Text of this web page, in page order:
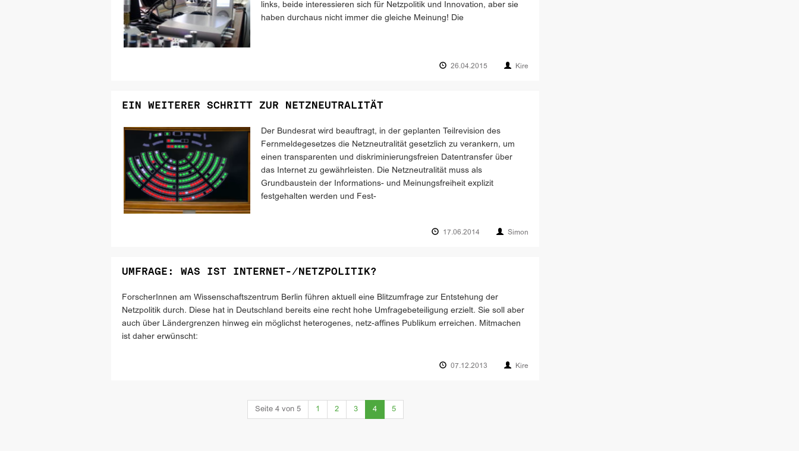
links, beide interessieren sich für Netzpolitik und Innovation, aber sie
haben durchaus nicht immer die gleiche Meinung! Die
26.04.2015 Kire
EIN WEITERER SCHRITT ZUR NETZNEUTRALITÄT
Der Bundesrat wird beauftragt, in der geplanten Teilrevision des
Fernmeldegesetzes die Netzneutralität gesetzlich zu verankern, um
einen transparenten und diskriminierungsfreien Datentransfer über
das Internet zu gewährleisten. Die Netzneutralität muss als
Grundbaustein der Informations- und Meinungsfreiheit explizit
festgehalten werden und Fest-
17.06.2014 Simon
UMFRAGE: WAS IST INTERNET-/NETZPOLITIK?
ForscherInnen am Wissenschaftszentrum Berlin führen aktuell eine Blitzumfrage zur Entstehung der
Netzpolitik durch. Diese hat in Deutschland bereits eine recht hohe Umfragebeteiligung erzielt. Sie soll aber
auch über Ländergrenzen hinweg ein möglichst heterogenes, netz-affines Publikum erreichen. Mitmachen
ist daher erwünscht:
07.12.2013 Kire
Seite 4 von 5 1 2 3 4(current)
5